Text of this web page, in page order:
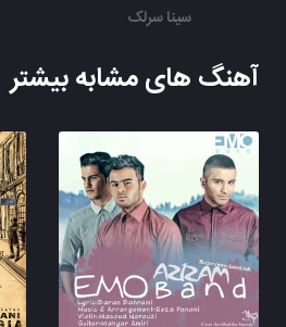
سینا سرلک
آهنگ های مشابه بیشتر